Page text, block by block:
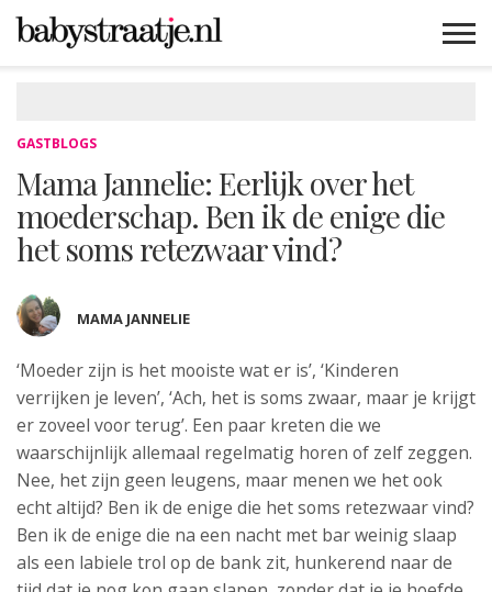
GASTBLOGS
Mama Jannelie: Eerlijk over het
moederschap. Ben ik de enige die
het soms retezwaar vind?
MAMA JANNELIE
‘Moeder zijn is het mooiste wat er is’, ‘Kinderen
verrijken je leven’, ‘Ach, het is soms zwaar, maar je krijgt
er zoveel voor terug’. Een paar kreten die we
waarschijnlijk allemaal regelmatig horen of zelf zeggen.
Nee, het zijn geen leugens, maar menen we het ook
echt altijd? Ben ik de enige die het soms retezwaar vind?
Ben ik de enige die na een nacht met bar weinig slaap
als een labiele trol op de bank zit, hunkerend naar de